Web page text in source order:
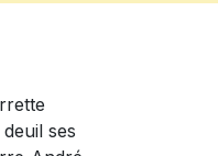
ses